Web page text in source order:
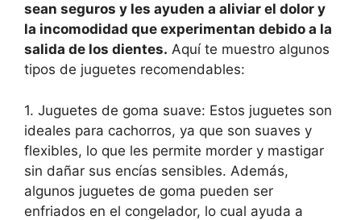
sean seguros y les ayuden a aliviar el dolor y
la incomodidad que experimentan debido a la
salida de los dientes. Aquí te muestro algunos
tipos de juguetes recomendables:
1. Juguetes de goma suave: Estos juguetes son
ideales para cachorros, ya que son suaves y
flexibles, lo que les permite morder y mastigar
sin dañar sus encías sensibles. Además,
algunos juguetes de goma pueden ser
enfriados en el congelador, lo cual ayuda a